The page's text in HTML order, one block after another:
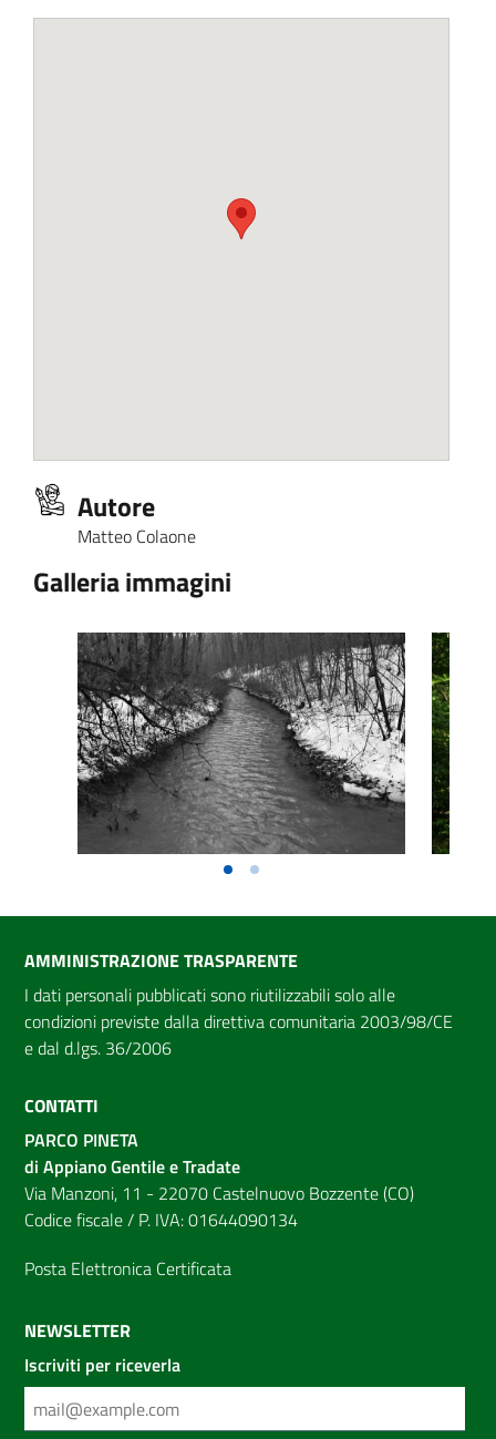
Autore
Matteo Colaone
Galleria immagini
AMMINISTRAZIONE TRASPARENTE
I dati personali pubblicati sono riutilizzabili solo alle
condizioni previste dalla direttiva comunitaria 2003/98/CE
e dal d.lgs. 36/2006
CONTATTI
PARCO PINETA
di Appiano Gentile e Tradate
Via Manzoni, 11 - 22070 Castelnuovo Bozzente (CO)
Codice fiscale / P. IVA: 01644090134
Posta Elettronica Certificata
NEWSLETTER
Iscriviti per riceverla